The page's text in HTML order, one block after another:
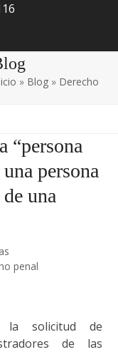
» Blog » Derecho
“persona
persona
una
penal
solicitud de
de las